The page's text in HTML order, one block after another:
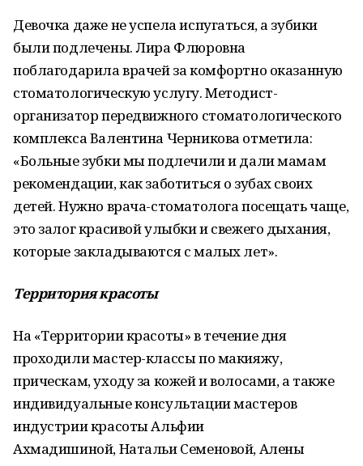
Девочка даже не успела испугаться, а зубики
были подлечены. Лира Флюровна
поблагодарила врачей за комфортно оказанную
стоматологическую услугу. Методист-
организатор передвижного стоматологического
комплекса Валентина Черникова отметила:
«Больные зубки мы подлечили и дали мамам
рекомендации, как заботиться о зубах своих
детей. Нужно врача-стоматолога посещать чаще,
это залог красивой улыбки и свежего дыхания,
которые закладываются с малых лет».
Территория красоты
На «Территории красоты» в течение дня
проходили мастер-классы по макияжу,
прическам, уходу за кожей и волосами, а также
индивидуальные консультации мастеров
индустрии красоты Альфии
Ахмадишиной, Натальи Семеновой, Алены